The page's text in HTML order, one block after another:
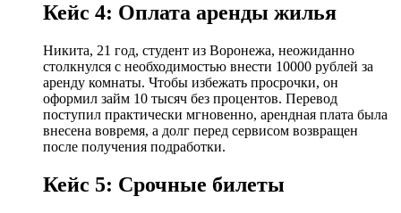
Кейс 4: Оплата аренды жилья
Никита, 21 год, студент из Воронежа, неожиданно
столкнулся с необходимостью внести 10000 рублей за
аренду комнаты. Чтобы избежать просрочки, он
оформил займ 10 тысяч без процентов. Перевод
поступил практически мгновенно, арендная плата была
внесена вовремя, а долг перед сервисом возвращен
после получения подработки.
Кейс 5: Срочные билеты